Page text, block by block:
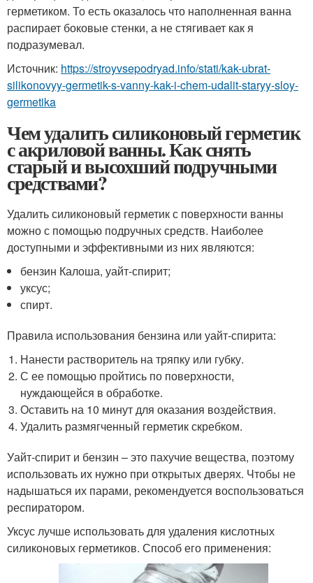
герметиком. То есть оказалось что наполненная ванна
распирает боковые стенки, а не стягивает как я
подразумевал.
Источник: https://stroyvsepodryad.info/stati/kak-ubrat-
silikonovyy-germetik-s-vanny-kak-i-chem-udalit-staryy-sloy-
germetika
Чем удалить силиконовый герметик
с акриловой ванны. Как снять
старый и высохший подручными
средствами?
Удалить силиконовый герметик с поверхности ванны
можно с помощью подручных средств. Наиболее
доступными и эффективными из них являются:
бензин Калоша, уайт-спирит;
уксус;
спирт.
Правила использования бензина или уайт-спирита:
Нанести растворитель на тряпку или губку.
С ее помощью пройтись по поверхности,
нуждающейся в обработке.
Оставить на 10 минут для оказания воздействия.
Удалить размягченный герметик скребком.
Уайт-спирит и бензин – это пахучие вещества, поэтому
использовать их нужно при открытых дверях. Чтобы не
надышаться их парами, рекомендуется воспользоваться
респиратором.
Уксус лучше использовать для удаления кислотных
силиконовых герметиков. Способ его применения: